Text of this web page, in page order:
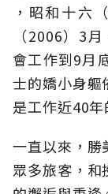
，昭和十六
（2006）3
會工作到9月
士的嬌小身軀
是工作近40年
一直以來，勝
眾多旅客，和